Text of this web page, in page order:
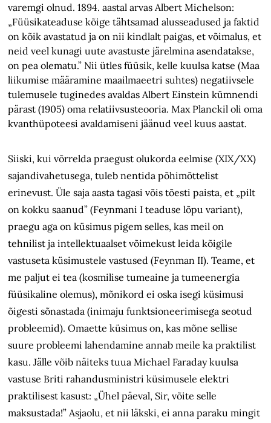
varemgi olnud. 1894. aastal arvas Albert Michelson:
„Füüsikateaduse kõige tähtsamad alusseadused ja faktid
on kõik avastatud ja on nii kindlalt paigas, et võimalus, et
neid veel kunagi uute avastuste järelmina asendatakse,
on pea olematu.” Nii ütles füüsik, kelle kuulsa katse (Maa
liikumise määramine maailmaeetri suhtes) negatiivsele
tulemusele tuginedes avaldas Albert Einstein kümnendi
pärast (1905) oma relatiivsusteooria. Max Planckil oli oma
kvanthüpoteesi avaldamiseni jäänud veel kuus aastat.
Siiski, kui võrrelda praegust olukorda eelmise (XIX/XX)
sajandivahetusega, tuleb nentida põhimõttelist
erinevust. Üle saja aasta tagasi võis tõesti paista, et „pilt
on kokku saanud” (Feynmani I teaduse lõpu variant),
praegu aga on küsimus pigem selles, kas meil on
tehnilist ja intellektuaalset võimekust leida kõigile
vastuseta küsimustele vastused (Feynman II). Teame, et
me paljut ei tea (kosmilise tumeaine ja tumeenergia
füüsikaline olemus), mõnikord ei oska isegi küsimusi
õigesti sõnastada (inimaju funktsioneerimisega seotud
probleemid). Omaette küsimus on, kas mõne sellise
suure probleemi lahendamine annab meile ka praktilist
kasu. Jälle võib näiteks tuua Michael Faraday kuulsa
vastuse Briti rahandusministri küsimusele elektri
praktilisest kasust: „Ühel päeval, Sir, võite selle
maksustada!” Asjaolu, et nii läkski, ei anna paraku mingit